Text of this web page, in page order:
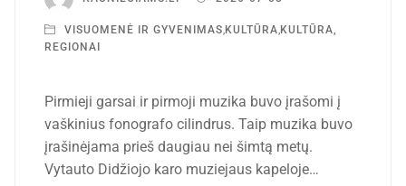
VISUOMENĖ IR GYVENIMAS KULTŪRA KULTŪRA,
REGIONAI
Pirmieji garsai ir pirmoji muzika buvo įrašomi į
vaškinius fonografo cilindrus. Taip muzika buvo
įrašinėjama prieš daugiau nei šimtą metų.
Vytauto Didžiojo karo muziejaus kapeloje…